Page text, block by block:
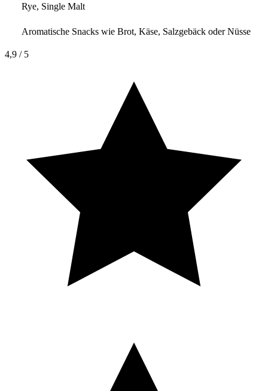
Rye, Single Malt
Aromatische Snacks wie Brot, Käse, Salzgebäck oder Nüsse
4,9 / 5